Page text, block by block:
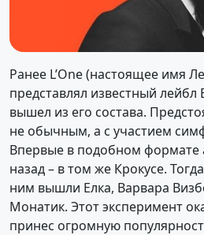
Ранее L’One (настоящее имя
представлял известный лейбл
вышел из его состава.
не обычным, а с участием
Впервые в подобном формате
назад – в том же Крокусе.
ним вышли Елка, Варвара
Монатик. Этот эксперимент
принес огромную